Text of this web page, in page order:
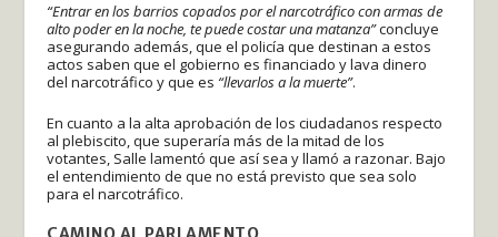
“Entrar en los barrios copados por el narcotráfico con armas de
alto poder en la noche, te puede costar una matanza”concluye
asegurando además, que el policía que destinan a estos
actos saben que el gobierno es financiado y lava dinero
del narcotráfico y que es “llevarlos a la muerte”.
En cuanto a la alta aprobación de los ciudadanos respecto
al plebiscito, que superaría más de la mitad de los
votantes, Salle lamentó que así sea y llamó a razonar. Bajo
el entendimiento de que no está previsto que sea solo
para el narcotráfico.